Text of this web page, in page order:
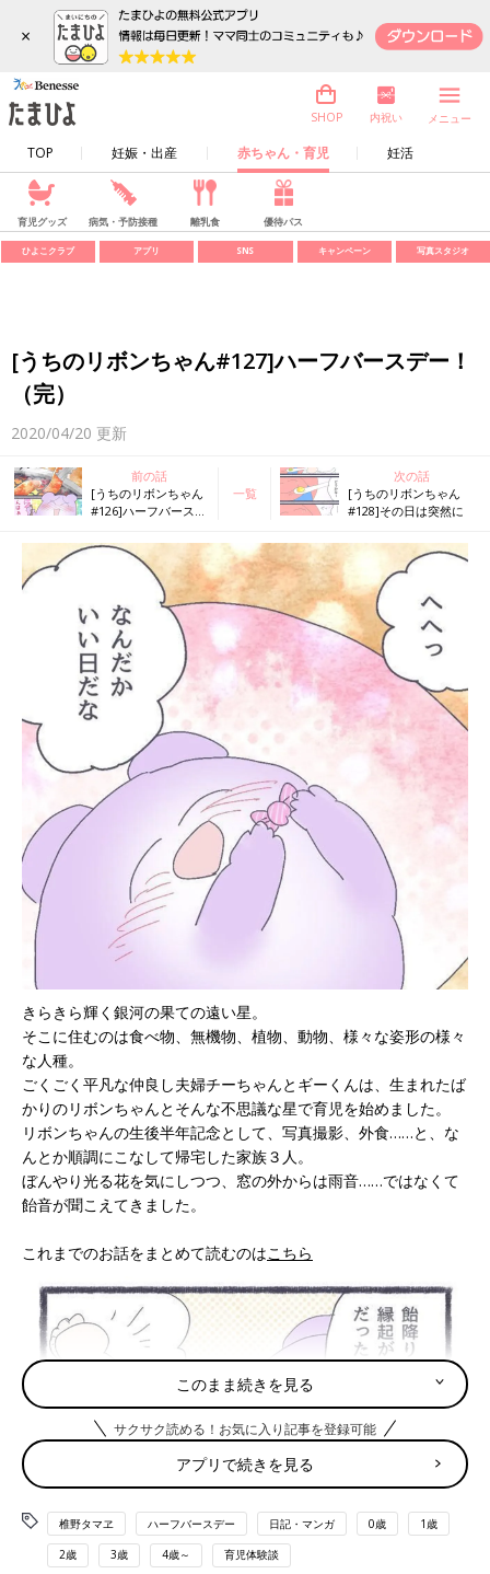
×
TOP 妊娠・出産 赤ちゃん・育児 妊活
SHOP 内祝い メニュー
育児グッズ 病気・予防接種 離乳食 優待パス
ひよこクラブ アプリ SNS キャンペーン 写真スタジオ
[うちのリボンちゃん#127]ハーフバースデー！
（完）
2020/04/20 更新
前の話
[うちのリボンちゃん
#126]ハーフバースデ
一覧
次の話
[うちのリボンちゃん
#128]その日は突然に
きらきら輝く銀河の果ての遠い星。
そこに住むのは食べ物、無機物、植物、動物、様々な姿形の様々
な人種。
ごくごく平凡な仲良し夫婦チーちゃんとギーくんは、生まれたば
かりのリボンちゃんとそんな不思議な星で育児を始めました。
リボンちゃんの生後半年記念として、写真撮影、外食……と、な
んとか順調にこなして帰宅した家族３人。
ぼんやり光る花を気にしつつ、窓の外からは雨音……ではなくて
飴音が聞こえてきました。
これまでのお話をまとめて読むのはこちら
このまま続きを見る
サクサク読める！お気に入り記事を登録可能
アプリで続きを見る
椎野タマヱ ハーフバースデー 日記・マンガ 0歳 1歳
2歳 3歳 4歳～ 育児体験談